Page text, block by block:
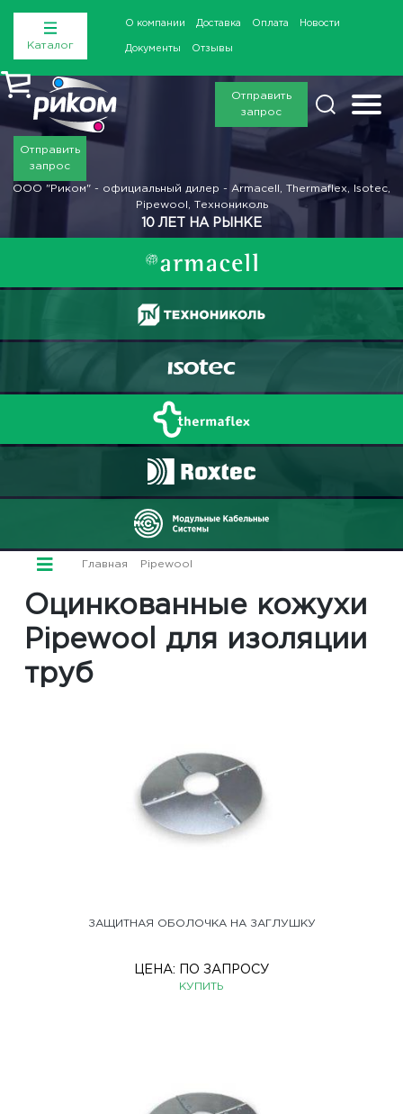
Каталог
О компании Доставка Оплата Новости
Документы Отзывы
Отправить
запрос
Отправить
запрос
ООО "Риком" - официальный дилер - Armacell, Thermaflex, Isotec,
Pipewool, Технониколь
10 ЛЕТ НА РЫНКЕ
Главная Pipewool
Оцинкованные кожухи
Pipewool для изоляции
труб
ЗАЩИТНАЯ ОБОЛОЧКА НА ЗАГЛУШКУ
ЦЕНА: ПО ЗАПРОСУ
КУПИТЬ